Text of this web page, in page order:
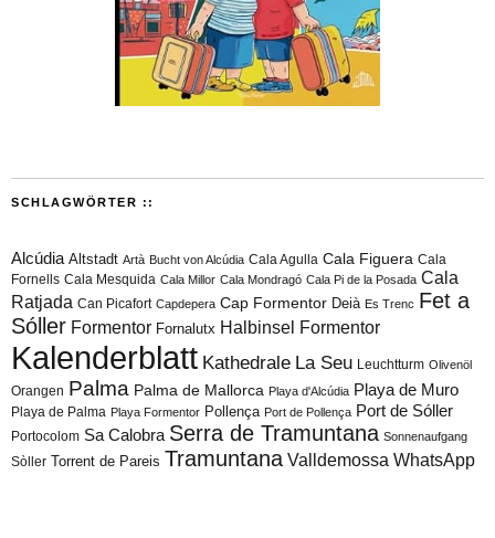
SCHLAGWÖRTER ::
Alcúdia Altstadt Artà Bucht von Alcúdia Cala Agulla Cala Figuera Cala
Fornells Cala Mesquida Cala Millor Cala Mondragó Cala Pi de la Posada Cala
Ratjada Can Picafort Capdepera Cap Formentor Deià Es Trenc Fet a
Sóller Formentor Fornalutx Halbinsel Formentor
Kalenderblatt Kathedrale La Seu Leuchtturm Olivenöl
Orangen Palma Palma de Mallorca Playa d'Alcúdia Playa de Muro
Playa de Palma Playa Formentor Pollença Port de Pollença Port de Sóller
Portocolom Sa Calobra Serra de Tramuntana Sonnenaufgang
Sòller Torrent de Pareis Tramuntana Valldemossa WhatsApp